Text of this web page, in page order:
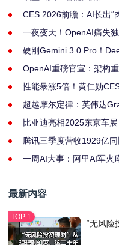
CES 2026前瞻：AI长出“
一夜变天！OpenAI痛失
硬刚Gemini 3.0 Pro！
OpenAI重磅官宣：架构
性能暴涨5倍！黄仁勋
超越摩尔定律：英伟达
比亚迪亮相2025东京车
腾讯三季度营收1929亿
一周AI大事：阿里AI军火
最新内容
“无风险